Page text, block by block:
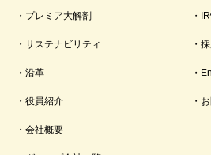
プレミア大解剖
サステナビリティ
沿革
役員紹介
会社概要